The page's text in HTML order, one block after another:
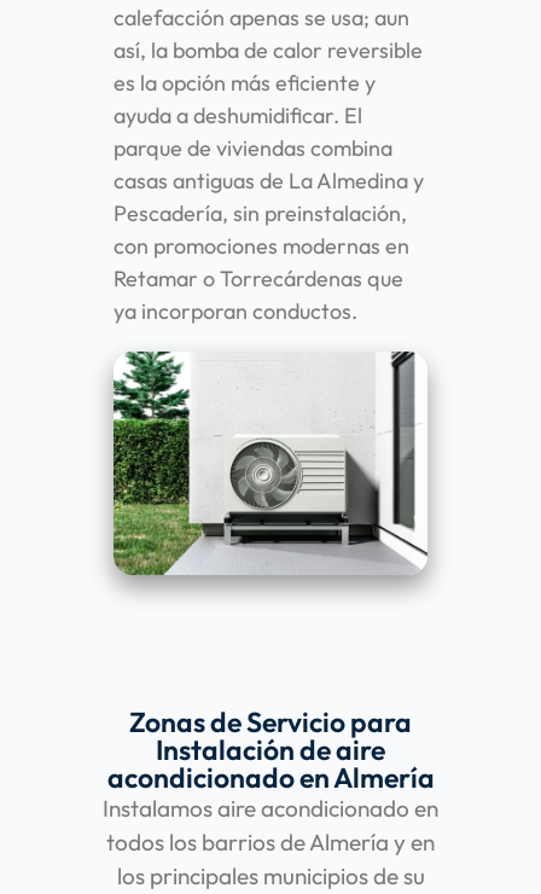
calefacción apenas se usa; aun
así, la bomba de calor reversible
es la opción más eficiente y
ayuda a deshumidificar. El
parque de viviendas combina
casas antiguas de La Almedina y
Pescadería, sin preinstalación,
con promociones modernas en
Retamar o Torrecárdenas que
ya incorporan conductos.
Zonas de Servicio para
Instalación de aire
acondicionado en Almería
Instalamos aire acondicionado en
todos los barrios de Almería y en
los principales municipios de su